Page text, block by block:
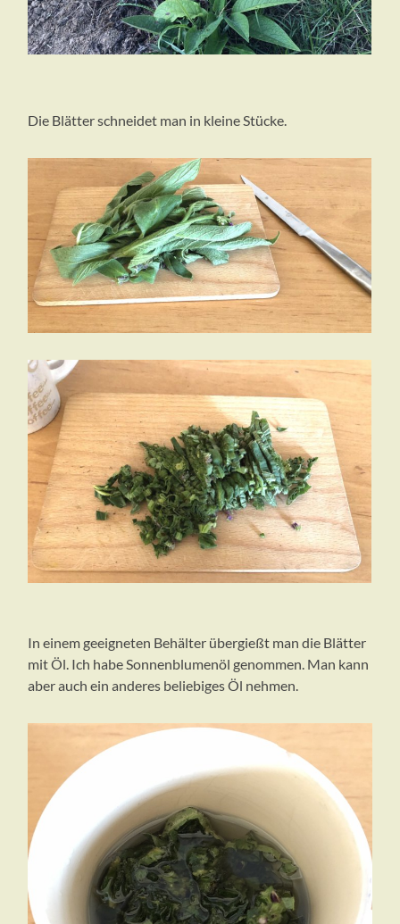
Die Blätter schneidet man in kleine Stücke.
In einem geeigneten Behälter übergießt man die Blätter
mit Öl. Ich habe Sonnenblumenöl genommen. Man kann
aber auch ein anderes beliebiges Öl nehmen.